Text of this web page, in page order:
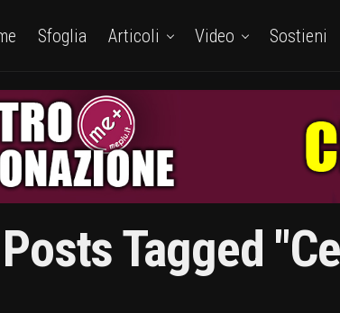
Sfoglia Articoli Video Sostieni
Tagged